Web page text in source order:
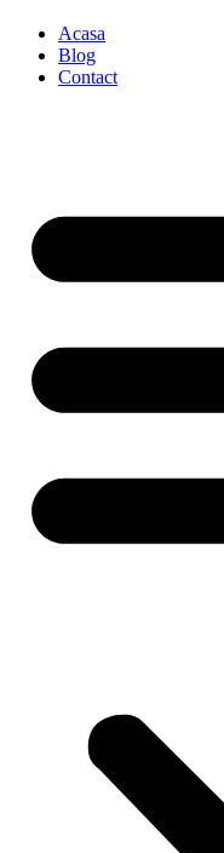
Acasa
Blog
Contact